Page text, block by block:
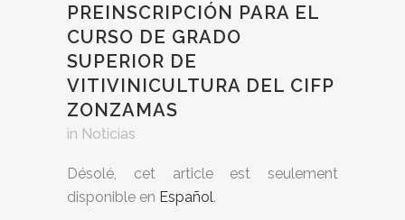
PREINSCRIPCIÓN PARA EL
CURSO DE GRADO
SUPERIOR DE
VITIVINICULTURA DEL CIFP
ZONZAMAS
in Noticias
Désolé, cet article est seulement
disponible en Español.